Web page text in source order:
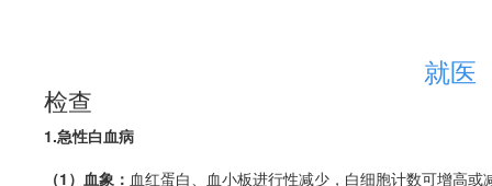
就医
检查
1.急性白血病
（1）血象： 血红蛋白、血小板进行性减少，白细胞计数可增高